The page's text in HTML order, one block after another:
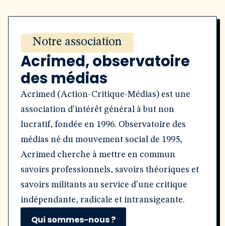
Notre association
Acrimed, observatoire
des médias
Acrimed (Action-Critique-Médias) est une
association d'intérêt général à but non
lucratif, fondée en 1996. Observatoire des
médias né du mouvement social de 1995,
Acrimed cherche à mettre en commun
savoirs professionnels, savoirs théoriques et
savoirs militants au service d'une critique
indépendante, radicale et intransigeante.
Qui sommes-nous ?